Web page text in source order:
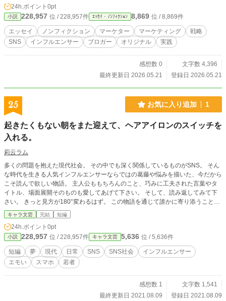
24h.ポイント 0pt
小説 228,957 位 / 228,957件 ｴｯｾｲ・ﾉﾝﾌｨｸｼｮﾝ 8,869 位 / 8,869件
エッセイ ノンフィクション マーケター マーケティング
戦略
SNS
インフルエンサー ブロガー オリジナル 実践
感想数 0
文字数 4,396
最終更新日 2026.05.21
登録日 2026.05.21
25 お気に入り追加 1
起きたくもない朝をまた迎えて、ヘアアイロンのスイッチを
入れる。
莉云ラム
多くの問題を抱えた現代社会。 その中でも深く関係しているものがSNS。 そん
な時代を生きる人気インフルエンサーならではの葛藤や悩みを描いた、今だから
こそ読んで欲しい物語。 主人公ももちろんのこと、巧みに工夫された言葉やタ
イトル、場面展開そのものも愛してあげて下さい。 そして、読み返してみて下
さい。 きっと見方が180°変わるはず。 この物語を通じて誰かに寄り添うことが
できますようにー。
キャラ文芸 完結 短編
24h.ポイント 0pt
小説 228,957 位 / 228,957件 キャラ文芸 5,636 位 / 5,636件
短編 夢 現代 日常 SNS SNS社会
インフルエンサー
エモい
スマホ 若者
感想数 1
文字数 1,541
最終更新日 2021.08.09
登録日 2021.08.09